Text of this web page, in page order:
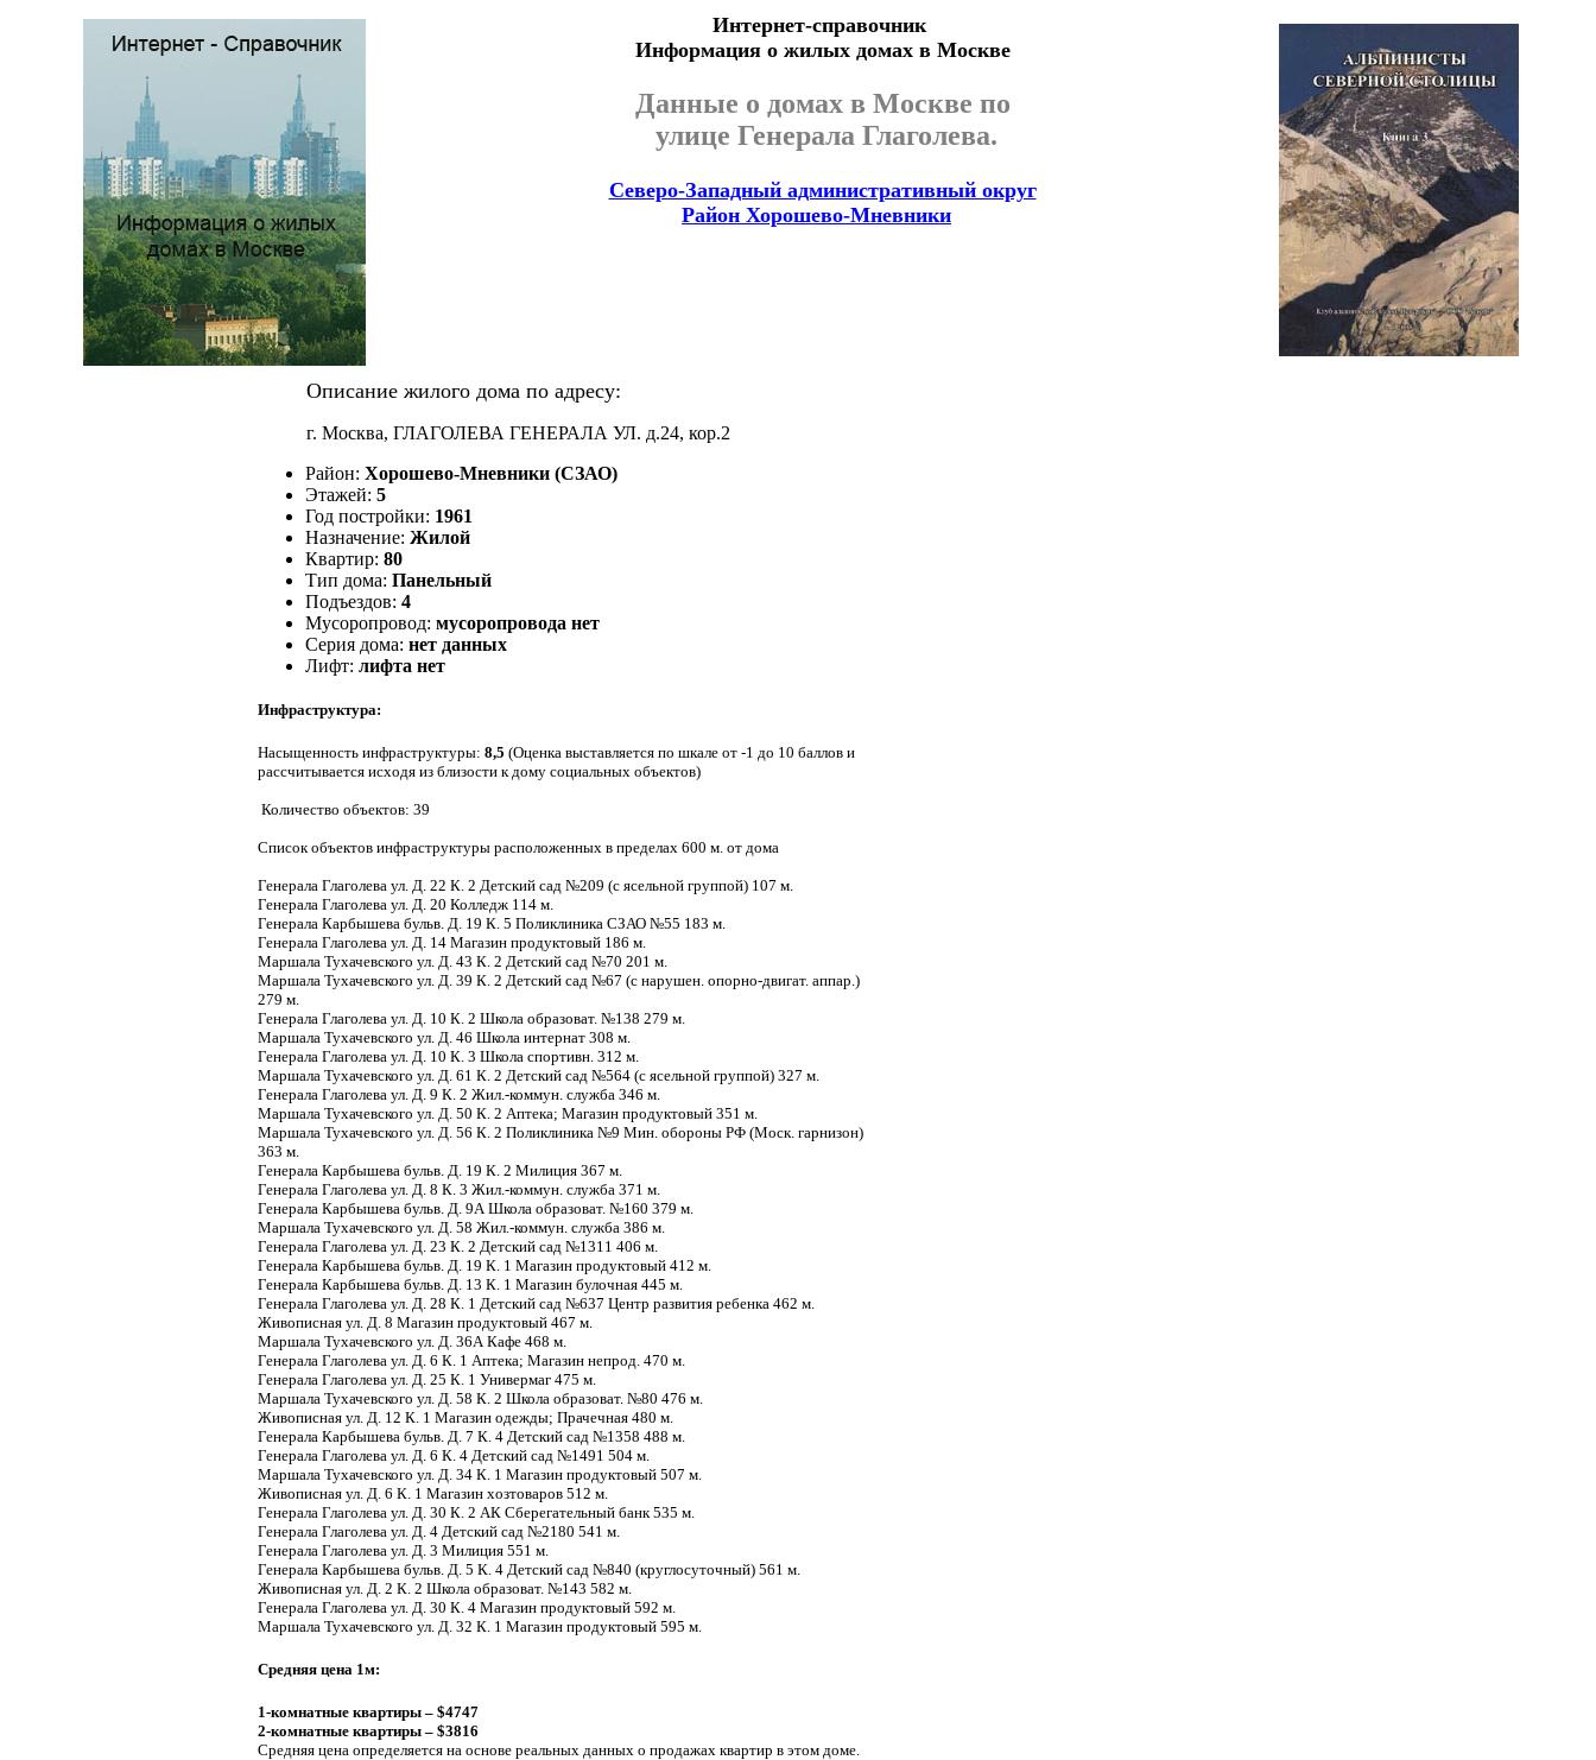
Интернет-справочник
Информация о жилых домах в Москве
Данные о домах в Москве по
улице Генерала Глаголева.
Северо-Западный административный округ
Район Хорошево-Мневники
Описание жилого дома по адресу:
г. Москва, ГЛАГОЛЕВА ГЕНЕРАЛА УЛ. д.24, кор.2
Район: Хорошево-Мневники (СЗАО)
Этажей: 5
Год постройки: 1961
Назначение: Жилой
Квартир: 80
Тип дома: Панельный
Подъездов: 4
Мусоропровод: мусоропровода нет
Серия дома: нет данных
Лифт: лифта нет
Инфраструктура:
Насыщенность инфраструктуры: 8,5 (Оценка выставляется по шкале от -1 до 10 баллов и
рассчитывается исходя из близости к дому социальных объектов)
Количество объектов: 39
Список объектов инфраструктуры расположенных в пределах 600 м. от дома
Генерала Глаголева ул. Д. 22 К. 2 Детский сад №209 (с ясельной группой) 107 м.
Генерала Глаголева ул. Д. 20 Колледж 114 м.
Генерала Карбышева бульв. Д. 19 К. 5 Поликлиника СЗАО №55 183 м.
Генерала Глаголева ул. Д. 14 Магазин продуктовый 186 м.
Маршала Тухачевского ул. Д. 43 К. 2 Детский сад №70 201 м.
Маршала Тухачевского ул. Д. 39 К. 2 Детский сад №67 (с нарушен. опорно-двигат. аппар.)
279 м.
Генерала Глаголева ул. Д. 10 К. 2 Школа образоват. №138 279 м.
Маршала Тухачевского ул. Д. 46 Школа интернат 308 м.
Генерала Глаголева ул. Д. 10 К. 3 Школа спортивн. 312 м.
Маршала Тухачевского ул. Д. 61 К. 2 Детский сад №564 (с ясельной группой) 327 м.
Генерала Глаголева ул. Д. 9 К. 2 Жил.-коммун. служба 346 м.
Маршала Тухачевского ул. Д. 50 К. 2 Аптека; Магазин продуктовый 351 м.
Маршала Тухачевского ул. Д. 56 К. 2 Поликлиника №9 Мин. обороны РФ (Моск. гарнизон)
363 м.
Генерала Карбышева бульв. Д. 19 К. 2 Милиция 367 м.
Генерала Глаголева ул. Д. 8 К. 3 Жил.-коммун. служба 371 м.
Генерала Карбышева бульв. Д. 9А Школа образоват. №160 379 м.
Маршала Тухачевского ул. Д. 58 Жил.-коммун. служба 386 м.
Генерала Глаголева ул. Д. 23 К. 2 Детский сад №1311 406 м.
Генерала Карбышева бульв. Д. 19 К. 1 Магазин продуктовый 412 м.
Генерала Карбышева бульв. Д. 13 К. 1 Магазин булочная 445 м.
Генерала Глаголева ул. Д. 28 К. 1 Детский сад №637 Центр развития ребенка 462 м.
Живописная ул. Д. 8 Магазин продуктовый 467 м.
Маршала Тухачевского ул. Д. 36А Кафе 468 м.
Генерала Глаголева ул. Д. 6 К. 1 Аптека; Магазин непрод. 470 м.
Генерала Глаголева ул. Д. 25 К. 1 Универмаг 475 м.
Маршала Тухачевского ул. Д. 58 К. 2 Школа образоват. №80 476 м.
Живописная ул. Д. 12 К. 1 Магазин одежды; Прачечная 480 м.
Генерала Карбышева бульв. Д. 7 К. 4 Детский сад №1358 488 м.
Генерала Глаголева ул. Д. 6 К. 4 Детский сад №1491 504 м.
Маршала Тухачевского ул. Д. 34 К. 1 Магазин продуктовый 507 м.
Живописная ул. Д. 6 К. 1 Магазин хозтоваров 512 м.
Генерала Глаголева ул. Д. 30 К. 2 АК Сберегательный банк 535 м.
Генерала Глаголева ул. Д. 4 Детский сад №2180 541 м.
Генерала Глаголева ул. Д. 3 Милиция 551 м.
Генерала Карбышева бульв. Д. 5 К. 4 Детский сад №840 (круглосуточный) 561 м.
Живописная ул. Д. 2 К. 2 Школа образоват. №143 582 м.
Генерала Глаголева ул. Д. 30 К. 4 Магазин продуктовый 592 м.
Маршала Тухачевского ул. Д. 32 К. 1 Магазин продуктовый 595 м.
Средняя цена 1м:
1-комнатные квартиры – $4747
2-комнатные квартиры – $3816
Средняя цена определяется на основе реальных данных о продажах квартир в этом доме.